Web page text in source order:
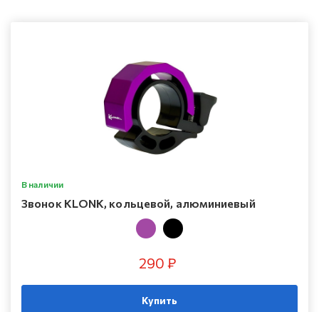
В наличии
Звонок KLONK, кольцевой, алюминиевый
290 ₽
Купить